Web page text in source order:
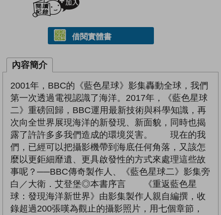
借閱實體書
內容簡介
2001年，BBC的《藍色星球》影集轟動全球，我們
第一次透過電視認識了海洋。2017年，《藍色星球
二》重磅回歸，BBC運用最新技術與科學知識，再
次向全世界展現海洋的新發現、新面貌，同時也揭
露了許許多多我們造成的環境災害。 現在的我
們，已經可以把攝影機帶到海底任何角落，又該怎
麼以更鉅細靡遺、更具啟發性的方式來處理這些故
事呢？──BBC傳奇製作人、《藍色星球二》影集旁
白／大衛．艾登堡◎本書序言 《重返藍色星
球：發現海洋新世界》由影集製作人親自編撰，收
錄超過200張嘆為觀止的攝影照片，用七個章節，